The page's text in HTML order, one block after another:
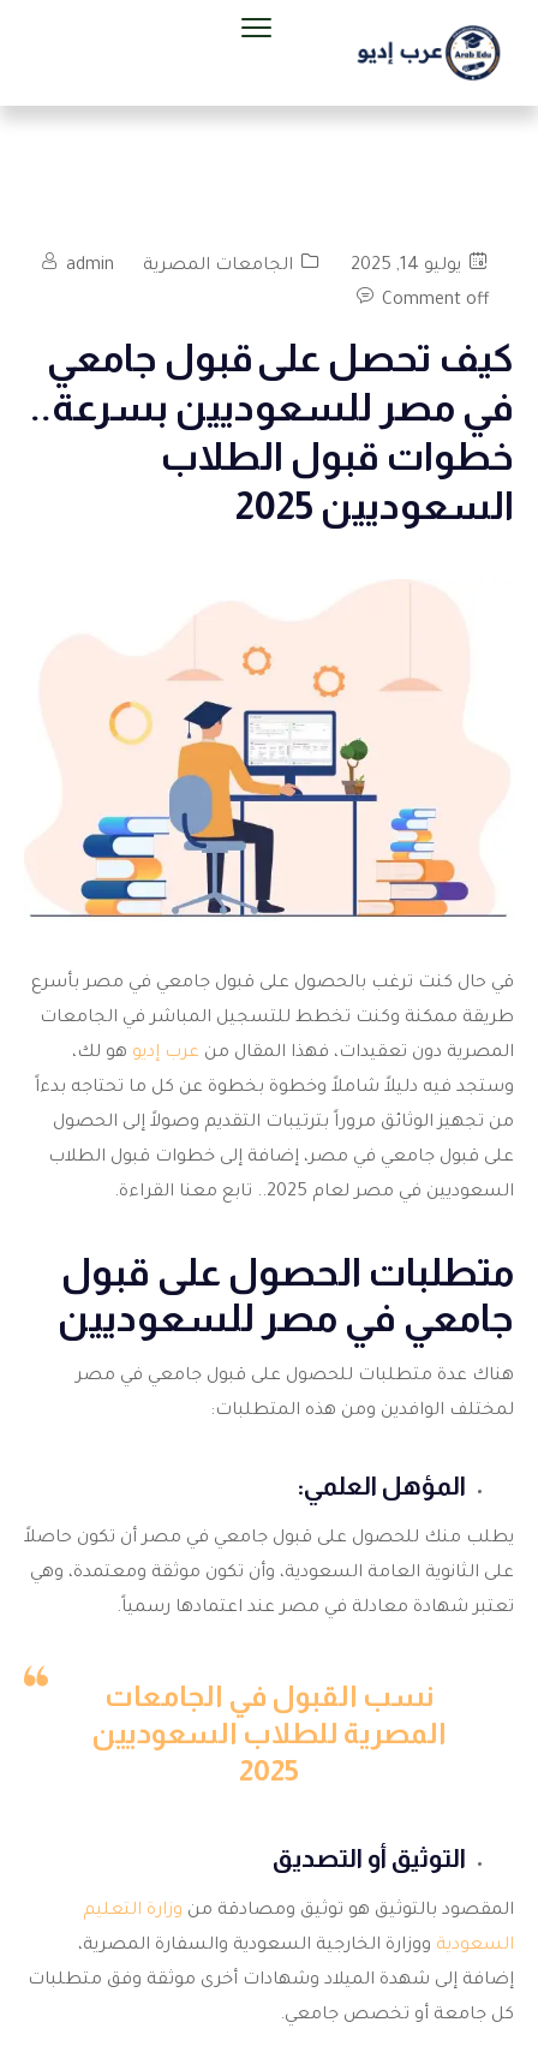
يوليو 14, 2025 الجامعات المصرية
admin
Comment off
كيف تحصل على قبول جامعي
في مصر للسعوديين بسرعة..
خطوات قبول الطلاب
السعوديين 2025
قي حال كنت ترغب بالحصول على قبول جامعي في مصر بأسرع
طريقة ممكنة وكنت تخطط للتسجيل المباشر في الجامعات
المصرية دون تعقيدات، فهذا المقال من عرب إديو هو لك،
وستجد فيه دليلاً شاملاً وخطوة بخطوة عن كل ما تحتاجه بدءاً
من تجهيز الوثائق مروراً بترتيبات التقديم وصولاً إلى الحصول
على قبول جامعي في مصر، إضافة إلى خطوات قبول الطلاب
السعوديين في مصر لعام 2025.. تابع معنا القراءة.
متطلبات الحصول على قبول
جامعي في مصر للسعوديين
هناك عدة متطلبات للحصول على قبول جامعي في مصر
لمختلف الوافدين ومن هذه المتطلبات:
المؤهل العلمي:
يطلب منك للحصول على قبول جامعي في مصر أن تكون حاصلاً
على الثانوية العامة السعودية، وأن تكون موثقة ومعتمدة، وهي
تعتبر شهادة معادلة في مصر عند اعتمادها رسمياً.
نسب القبول في الجامعات
المصرية للطلاب السعوديين
2025
التوثيق أو التصديق
المقصود بالتوثيق هو توثيق ومصادقة من وزارة التعليم
السعودية ووزارة الخارجية السعودية والسفارة المصرية،
إضافة إلى شهدة الميلاد وشهادات أخرى موثقة وفق متطلبات
كل جامعة أو تخصص جامعي.